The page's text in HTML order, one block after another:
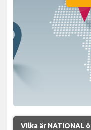
Vilka är NATIONAL